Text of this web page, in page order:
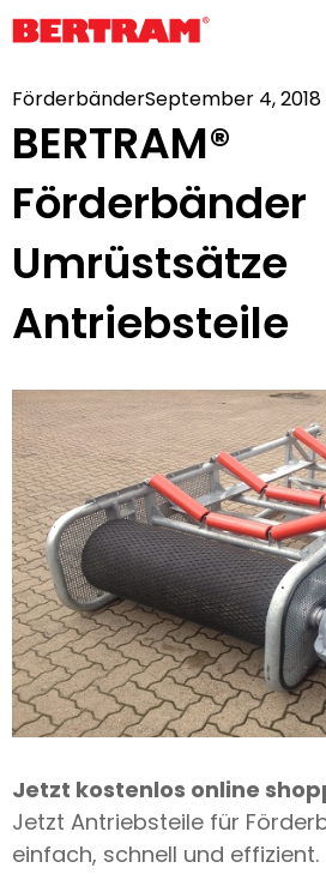
FörderbänderSeptember 4, 2018
BERTRAM®
Förderbänder
Umrüstsätze
Antriebsteile
Jetzt kostenlos online
Jetzt Antriebsteile für
einfach, schnell und effizient.